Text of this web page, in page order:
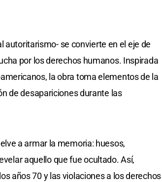
autoritarismo- se convierte en el eje de
por los derechos humanos. Inspirada
la obra toma elementos de la
de desapariciones durante las
a armar la memoria: huesos,
aquello que fue ocultado. Así,
años 70 y las violaciones a los derechos